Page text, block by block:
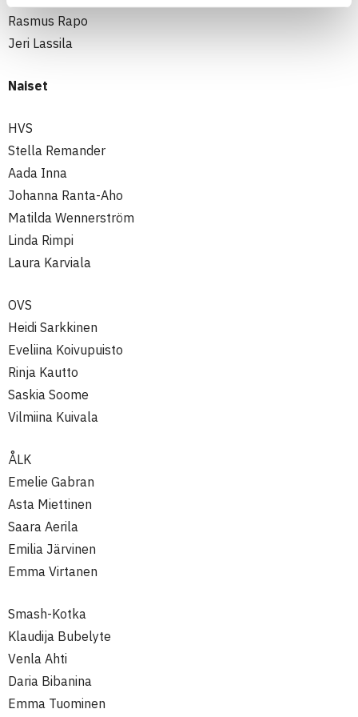
Rasmus Rapo
Jeri Lassila
Naiset
HVS
Stella Remander
Aada Inna
Johanna Ranta-Aho
Matilda Wennerström
Linda Rimpi
Laura Karviala
OVS
Heidi Sarkkinen
Eveliina Koivupuisto
Rinja Kautto
Saskia Soome
Vilmiina Kuivala
ÅLK
Emelie Gabran
Asta Miettinen
Saara Aerila
Emilia Järvinen
Emma Virtanen
Smash-Kotka
Klaudija Bubelyte
Venla Ahti
Daria Bibanina
Emma Tuominen